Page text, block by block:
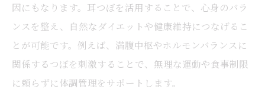
因にもなります。耳つぼを活用することで、心身のバラ
ンスを整え、自然なダイエットや健康維持につなげるこ
とが可能です。例えば、満腹中枢やホルモンバランスに
関係するつぼを刺激することで、無理な運動や食事制限
に頼らずに体調管理をサポートします。